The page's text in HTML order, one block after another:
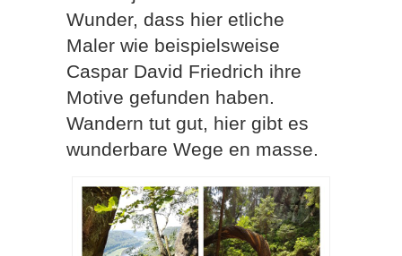
Wunder, dass hier etliche
Maler wie beispielsweise
Caspar David Friedrich ihre
Motive gefunden haben.
Wandern tut gut, hier gibt es
wunderbare Wege en masse.